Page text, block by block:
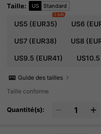
Taille: US Standard
US5 (EUR35)
5 left
US6
US7(EUR38) US8
US9.5 (EUR41) US10.5
Guide des tailles
Taille conforme
Quantité(s):